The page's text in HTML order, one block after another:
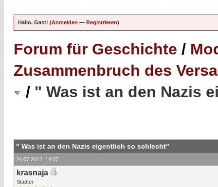
Hallo, Gast! (Anmelden — Registrieren)
Forum für Geschichte /
Zusammenbruch des
/ " Was ist an den Nazis
" Was ist an den Nazis eigentlich so schlecht"
24.07.2012, 14:07
krasnaja
Städter